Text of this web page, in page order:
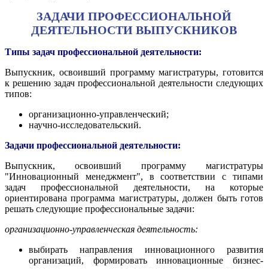
ЗАДАЧИ ПРОФЕССИОНАЛЬНОЙ
ДЕЯТЕЛЬНОСТИ ВЫПУСКНИКОВ
Типы задач профессиональной деятельности:
Выпускник, освоивший программу магистратуры, готовится
к решению задач профессиональной деятельности следующих
типов:
организационно-управленческий;
научно-исследовательский.
Задачи профессиональной деятельности:
Выпускник, освоивший программу магистратуры
"Инновационный менеджмент", в соответствии с типами
задач профессиональной деятельности, на которые
ориентирована программа магистратуры, должен быть готов
решать следующие профессиональные задачи:
организационно-управленческая деятельность:
выбирать направления инновационного развития
организаций, формировать инновационные бизнес-